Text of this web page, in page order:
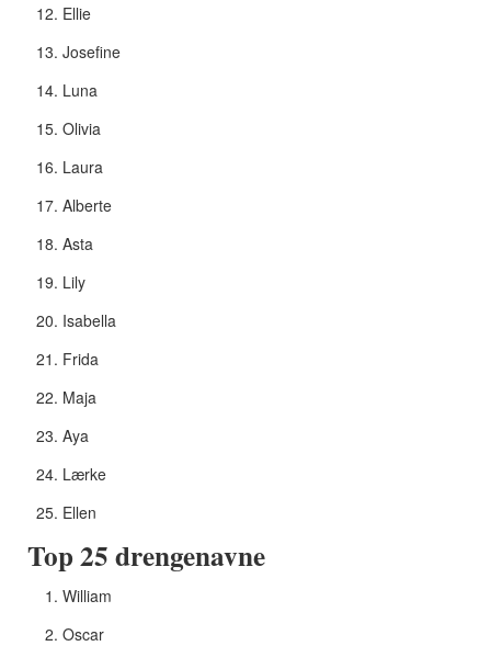
Ellie
Josefine
Luna
Olivia
Laura
Alberte
Asta
Lily
Isabella
Frida
Maja
Aya
Lærke
Ellen
Top 25 drengenavne
William
Oscar